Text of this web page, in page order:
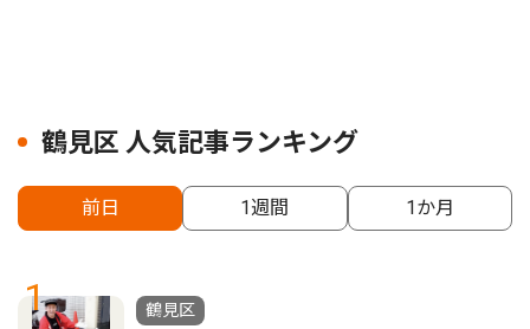
鶴見区 人気記事ランキング
前日 1週間 1か月
1 鶴見区